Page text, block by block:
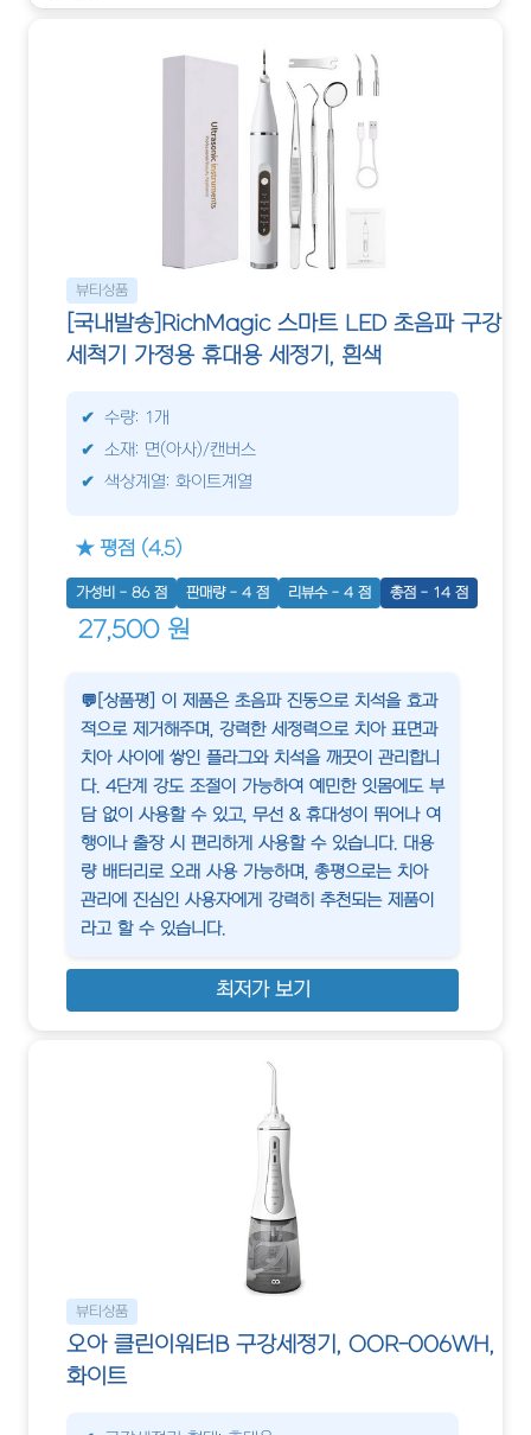
뷰티상품
[국내발송]RichMagic 스마트 LED 초음파 구강
세척기 가정용 휴대용 세정기, 흰색
수량: 1개
소재: 면(아사)/캔버스
색상계열: 화이트계열
★ 평점 (4.5)
가성비 - 86 점 판매량 - 4 점 리뷰수 - 4 점 총점 - 14 점
27,500 원
💬[상품평] 이 제품은 초음파 진동으로 치석을 효과
적으로 제거해주며, 강력한 세정력으로 치아 표면과
치아 사이에 쌓인 플라그와 치석을 깨끗이 관리합니
다. 4단계 강도 조절이 가능하여 예민한 잇몸에도 부
담 없이 사용할 수 있고, 무선 & 휴대성이 뛰어나 여
행이나 출장 시 편리하게 사용할 수 있습니다. 대용
량 배터리로 오래 사용 가능하며, 총평으로는 치아
관리에 진심인 사용자에게 강력히 추천되는 제품이
라고 할 수 있습니다.
최저가 보기
뷰티상품
오아 클린이워터B 구강세정기, OOR-006WH,
화이트